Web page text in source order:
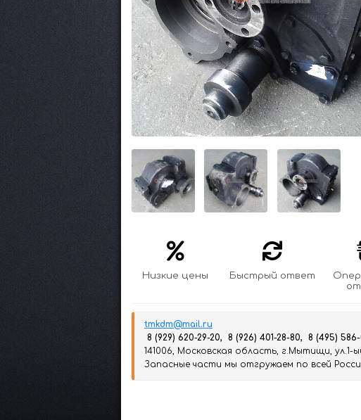
Низкие цены Быстрый ответ
tmkdm@mail.ru
8 (929) 620-29-20, 8 (926) 401-28-80, 8 (495) 586-
141006, Московская область, г.Мытищи, ул.1-
Запасные части мы отгружаем по всей